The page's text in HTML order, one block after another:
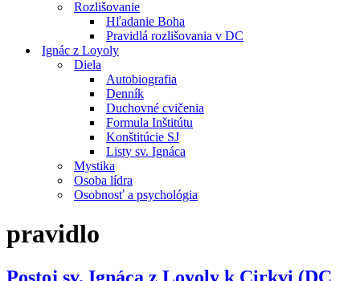
Rozlišovanie
Hľadanie Boha
Pravidlá rozlišovania v DC
Ignác z Loyoly
Diela
Autobiografia
Denník
Duchovné cvičenia
Formula Inštitútu
Konštitúcie SJ
Listy sv. Ignáca
Mystika
Osoba lídra
Osobnosť a psychológia
pravidlo